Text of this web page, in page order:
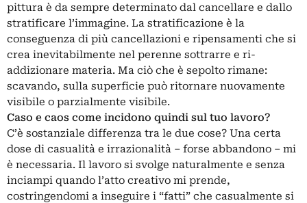
pittura è da sempre determinato dal cancellare e dallo
stratificare l’immagine. La stratificazione è la
conseguenza di più cancellazioni e ripensamenti che si
crea inevitabilmente nel perenne sottrarre e ri-
addizionare materia. Ma ciò che è sepolto rimane:
scavando, sulla superficie può ritornare nuovamente
visibile o parzialmente visibile.
Caso e caos come incidono quindi sul tuo lavoro?
C’è sostanziale differenza tra le due cose? Una certa
dose di casualità e irrazionalità – forse abbandono – mi
è necessaria. Il lavoro si svolge naturalmente e senza
inciampi quando l’atto creativo mi prende,
costringendomi a inseguire i “fatti” che casualmente si